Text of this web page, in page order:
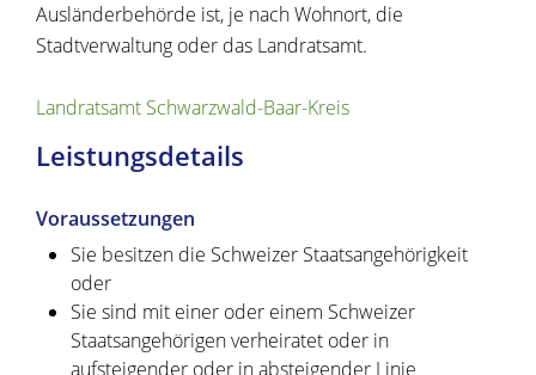
Ausländerbehörde ist, je nach Wohnort, die
Stadtverwaltung oder das Landratsamt.
Landratsamt Schwarzwald-Baar-Kreis
Leistungsdetails
Voraussetzungen
Sie besitzen die Schweizer Staatsangehörigkeit
oder
Sie sind mit einer oder einem Schweizer
Staatsangehörigen verheiratet oder in
aufsteigender oder in absteigender Linie